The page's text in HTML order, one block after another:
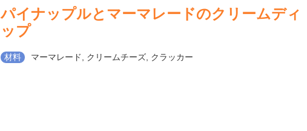
パイナップルとマーマレードのクリームディ
ップ
材料 マーマレード, クリームチーズ, クラッカー